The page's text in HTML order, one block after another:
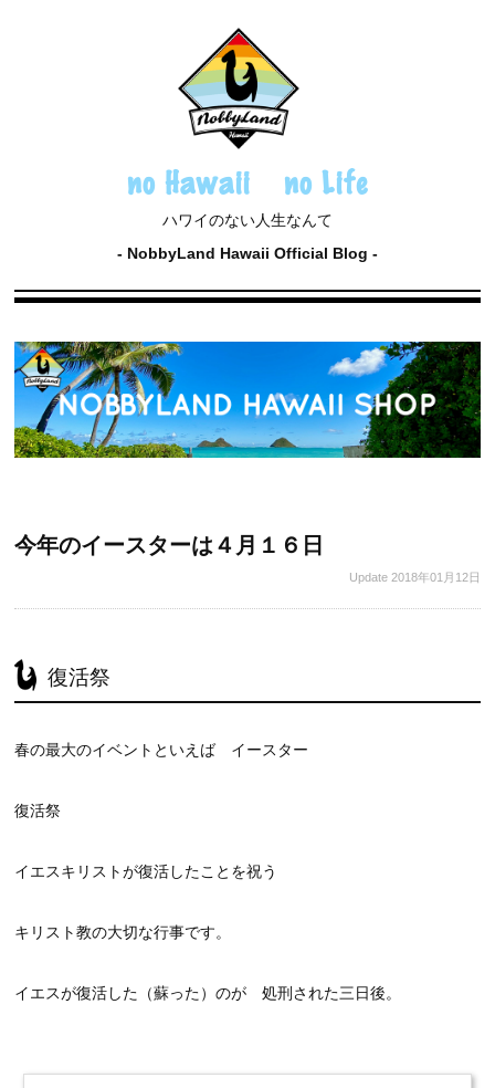
no Hawaii no Life
ハワイのない人生なんて
NobbyLand Hawaii Official Blog
今年のイースターは４月１６日
Update 2018年01月12日
復活祭
春の最大のイベントといえば イースター
復活祭
イエスキリストが復活したことを祝う
キリスト教の大切な行事です。
イエスが復活した（蘇った）のが 処刑された三日後。